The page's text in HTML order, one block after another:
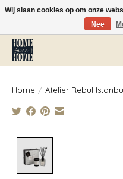
Vóór 14:00 besteld, dezelfde dag
Home / Atelier Rebul
Wij slaan cookies op om onze
Nee